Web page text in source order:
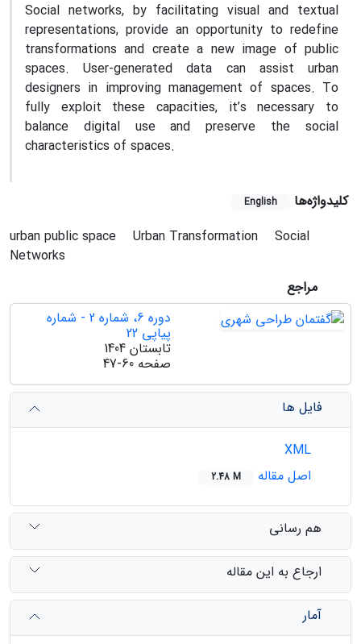
Social networks, by facilitating visual and textual
representations, provide an opportunity to redefine
transformations and create a new image of public
spaces. User-generated data can assist urban
designers in improving management of spaces. To
fully exploit these capacities, it’s necessary to
balance digital use and preserve the social
characteristics of spaces.
کلیدواژه‌ها English
urban public space Urban Transformation
Social
Networks
مراجع
دوره 6، شماره 2 - شماره
پیاپی 22
تابستان 1404
صفحه 47-60
فایل ها
اصل مقاله
2.48 M
هم رسانی
ارجاع به این مقاله
آمار